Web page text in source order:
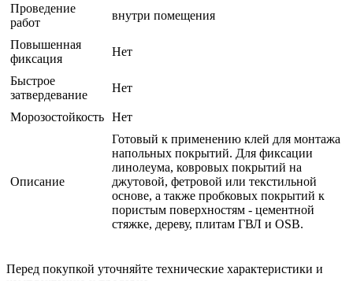
Проведение
работ
внутри помещения
Повышенная
фиксация
Нет
Быстрое
затвердевание
Нет
Морозостойкость Нет
Описание
Готовый к применению клей для монтажа
напольных покрытий. Для фиксации
линолеума, ковровых покрытий на
джутовой, фетровой или текстильной
основе, а также пробковых покрытий к
пористым поверхностям - цементной
стяжке, дереву, плитам ГВЛ и OSB.
Перед покупкой уточняйте технические характеристики и